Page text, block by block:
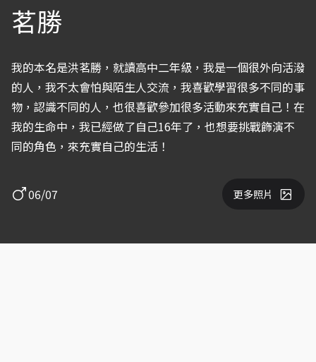
茗勝
我的本名是洪茗勝，就讀高中二年級，我是一個很外向活潑
的人，我不太會怕與陌生人交流，我喜歡學習很多不同的事
物，認識不同的人，也很喜歡參加很多活動來充實自己！在
我的生命中，我已經做了自己16年了，也想要挑戰飾演不
同的角色，來充實自己的生活！
06/07 更多照片